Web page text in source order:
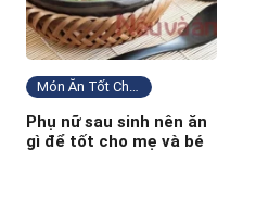
Món Ăn Tốt Cho Sức Khỏe
Phụ nữ sau sinh nên ăn
gì để tốt cho mẹ và bé